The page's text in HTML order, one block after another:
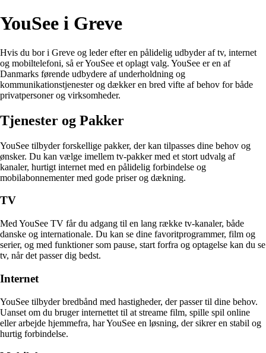
YouSee i Greve
Hvis du bor i Greve og leder efter en pålidelig udbyder af tv, internet
og mobiltelefoni, så er YouSee et oplagt valg. YouSee er en af
Danmarks førende udbydere af underholdning og
kommunikationstjenester og dækker en bred vifte af behov for både
privatpersoner og virksomheder.
Tjenester og Pakker
YouSee tilbyder forskellige pakker, der kan tilpasses dine behov og
ønsker. Du kan vælge imellem tv-pakker med et stort udvalg af
kanaler, hurtigt internet med en pålidelig forbindelse og
mobilabonnementer med gode priser og dækning.
TV
Med YouSee TV får du adgang til en lang række tv-kanaler, både
danske og internationale. Du kan se dine favoritprogrammer, film og
serier, og med funktioner som pause, start forfra og optagelse kan du se
tv, når det passer dig bedst.
Internet
YouSee tilbyder bredbånd med hastigheder, der passer til dine behov.
Uanset om du bruger internettet til at streame film, spille spil online
eller arbejde hjemmefra, har YouSee en løsning, der sikrer en stabil og
hurtig forbindelse.